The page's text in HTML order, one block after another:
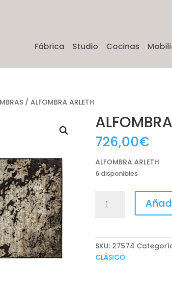
Fábrica Studio Cocinas
/ ALFOMBRA ARLETH
726,00€
ALFOMBRA ARLETH
6 disponibles
ARLETH
SKU: 27574
CLÁSICO